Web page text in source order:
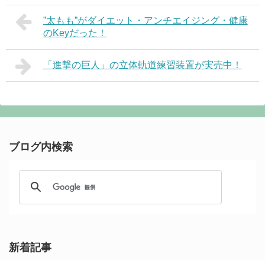
”太もも”がダイエット・アンチエイジング・健康
のKeyだった！
「進撃の巨人」の立体軌道練習装置が実売中！
ブログ内検索
新着記事